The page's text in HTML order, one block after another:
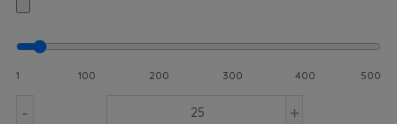
1 100 200 300 400 500
- +